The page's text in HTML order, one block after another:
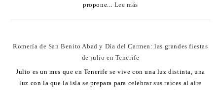
propone... Lee más
Romería de San Benito Abad y Día del Carmen: las grandes fiestas
de julio en Tenerife
Julio es un mes que en Tenerife se vive con una luz distinta, una
luz con la que la isla se prepara para celebrar sus raíces al aire